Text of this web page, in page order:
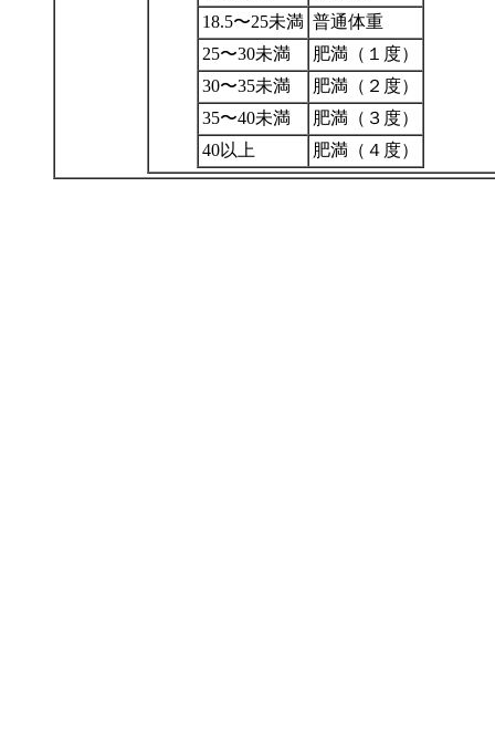
18.5〜25未満 普通体重
25〜30未満
肥満（１度）
30〜35未満
肥満（２度）
35〜40未満
肥満（３度）
40以上
肥満（４度）